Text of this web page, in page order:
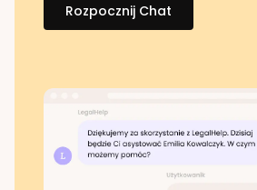
Rozpocznij Chat